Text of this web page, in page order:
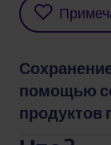
помощью
продуктов